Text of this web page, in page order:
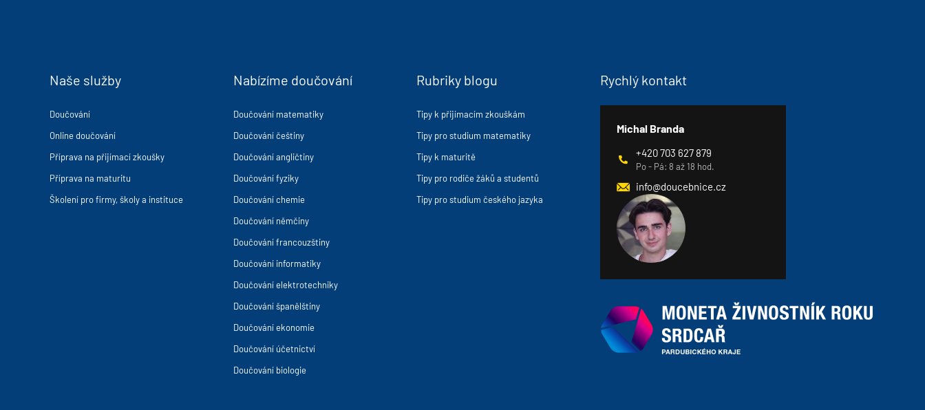
Naše služby
Doučování
Online doučování
Příprava na přijímací zkoušky
Příprava na maturitu
Školení pro firmy, školy a instituce
Nabízíme doučování
Doučování matematiky
Doučování češtiny
Doučování angličtiny
Doučování fyziky
Doučování chemie
Doučování němčiny
Doučování francouzštiny
Doučování informatiky
Doučování elektrotechniky
Doučování španělštiny
Doučování ekonomie
Doučování účetnictví
Doučování biologie
Rubriky blogu
Tipy k přijímacím zkouškám
Tipy pro studium matematiky
Tipy k maturitě
Tipy pro rodiče žáků a studentů
Tipy pro studium českého jazyka
Rychlý kontakt
Michal Branda
+420 703 627 879
Po - Pá: 8 až 18 hod.
info@doucebnice.cz